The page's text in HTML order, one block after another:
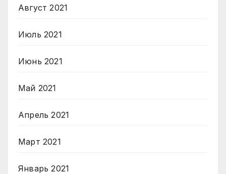
Август 2021
Июль 2021
Июнь 2021
Май 2021
Апрель 2021
Март 2021
Январь 2021